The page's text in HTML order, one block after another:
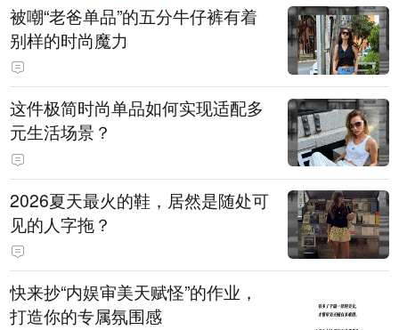
被嘲“老爸单品”的五分牛仔裤有着
别样的时尚魔力
这件极简时尚单品如何实现适配多
元生活场景？
2026夏天最火的鞋，居然是随处可
见的人字拖？
快来抄“内娱审美天赋怪”的作业，
打造你的专属氛围感